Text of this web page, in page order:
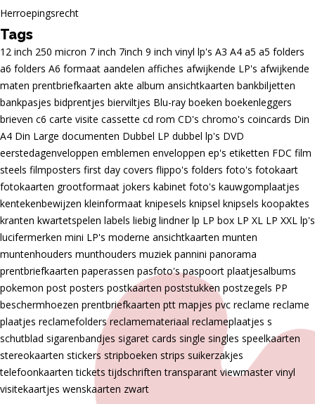
Herroepingsrecht
Tags
12 inch 250 micron 7 inch 7inch 9 inch vinyl lp's A3 A4 a5 a5 folders
a6 folders A6 formaat aandelen affiches afwijkende LP's afwijkende
maten prentbriefkaarten akte album ansichtkaarten bankbiljetten
bankpasjes bidprentjes bierviltjes Blu-ray boeken boekenleggers
brieven c6 carte visite cassette cd rom CD's chromo's coincards Din
A4 Din Large documenten Dubbel LP dubbel lp's DVD
eerstedagenveloppen emblemen enveloppen ep's etiketten FDC film
steels filmposters first day covers flippo's folders foto's fotokaart
fotokaarten grootformaat jokers kabinet foto's kauwgomplaatjes
kentekenbewijzen kleinformaat knipesels knipsel knipsels koopaktes
kranten kwartetspelen labels liebig lindner lp LP box LP XL LP XXL lp's
lucifermerken mini LP's moderne ansichtkaarten munten
muntenhouders munthouders muziek pannini panorama
prentbriefkaarten paperassen pasfoto's paspoort plaatjesalbums
pokemon post posters postkaarten poststukken postzegels PP
beschermhoezen prentbriefkaarten ptt mapjes pvc reclame reclame
plaatjes reclamefolders reclamemateriaal reclameplaatjes s
schutblad sigarenbandjes sigaret cards single singles speelkaarten
stereokaarten stickers stripboeken strips suikerzakjes
telefoonkaarten tickets tijdschriften transparant viewmaster vinyl
visitekaartjes wenskaarten zwart